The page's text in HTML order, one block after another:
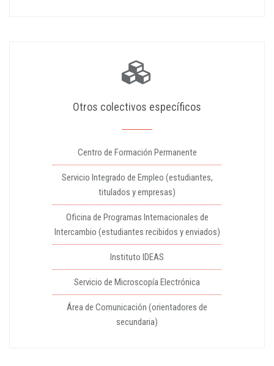
Otros colectivos específicos
Centro de Formación Permanente
Servicio Integrado de Empleo (estudiantes,
titulados y empresas)
Oficina de Programas Internacionales de
Intercambio (estudiantes recibidos y enviados)
Instituto IDEAS
Servicio de Microscopía Electrónica
Área de Comunicación (orientadores de
secundaria)